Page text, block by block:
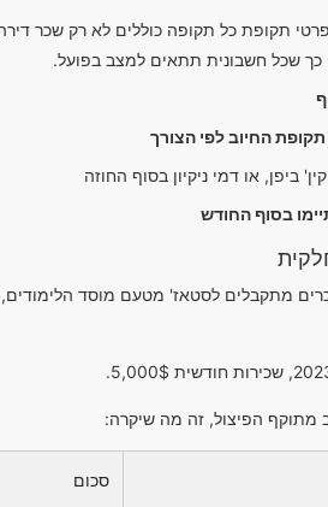
פרטי תקופת כל תקופה כוללים לא רק שכר
כך שכל חשבונית תתאים למצב בפועל.
החיוב לפי הצורך
ביפן, או דמי ניקיון בסוף החוזה
בסוף החודש
מתקבלים לסטאז' מטעם מוסד
מתוקף הפיצול, זה מה שיקרה:
סכום